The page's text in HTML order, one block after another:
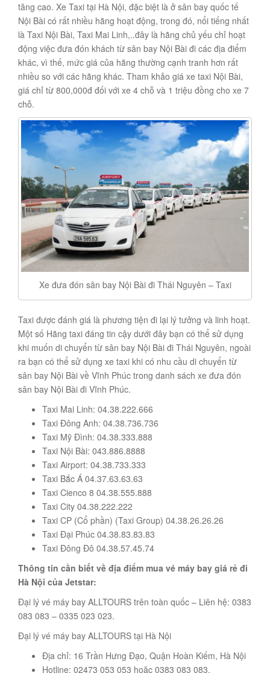
tăng cao. Xe Taxi tại Hà Nội, đặc biệt là ở sân bay quốc tế
Nội Bài có rất nhiều hãng hoạt động, trong đó, nổi tiếng nhất
là Taxi Nội Bài, Taxi Mai Linh,..đây là hãng chủ yếu chỉ hoạt
động việc đưa đón khách từ sân bay Nội Bài đi các địa điểm
khác, vì thế, mức giá của hãng thường cạnh tranh hơn rất
nhiều so với các hãng khác. Tham khảo giá xe taxi Nội Bài,
giá chỉ từ 800,000đ đối với xe 4 chỗ và 1 triệu đồng cho xe 7
chỗ.
Xe đưa đón sân bay Nội Bài đi Thái Nguyên – Taxi
Taxi được đánh giá là phương tiện đi lại lý tưởng và linh hoạt.
Một số Hãng taxi đáng tin cậy dưới đây bạn có thể sử dụng
khi muốn di chuyển từ sân bay Nội Bài đi Thái Nguyên, ngoài
ra bạn có thể sử dụng xe taxi khi có nhu cầu di chuyển từ
sân bay Nội Bài về Vĩnh Phúc trong danh sách xe đưa đón
sân bay Nội Bài đi Vĩnh Phúc.
Taxi Mai Linh: 04.38.222.666
Taxi Đông Anh: 04.38.736.736
Taxi Mỹ Đình: 04.38.333.888
Taxi Nội Bài: 043.886.8888
Taxi Airport: 04.38.733.333
Taxi Bắc Á 04.37.63.63.63
Taxi Cienco 8 04.38.555.888
Taxi City 04.38.222.222
Taxi CP (Cổ phần) (Taxi Group) 04.38.26.26.26
Taxi Đại Phúc 04.38.83.83.83
Taxi Đông Đô 04.38.57.45.74
Thông tin cần biết về địa điểm mua vé máy bay giá rẻ đi
Hà Nội của Jetstar:
Đại lý vé máy bay ALLTOURS trên toàn quốc – Liên hệ: 0383
083 083 – 0335 023 023.
Đại lý vé máy bay ALLTOURS tại Hà Nội
Địa chỉ: 16 Trần Hưng Đạo, Quận Hoàn Kiếm, Hà Nội
Hotline: 02473 053 053 hoặc 0383 083 083.